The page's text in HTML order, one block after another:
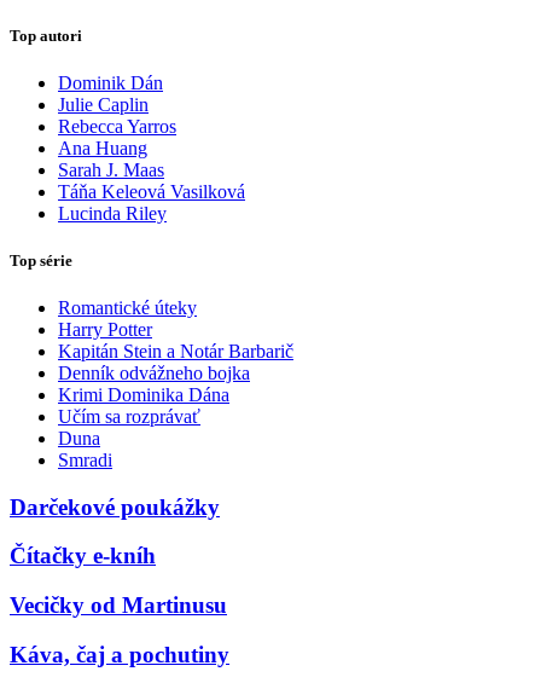
Top autori
Dominik Dán
Julie Caplin
Rebecca Yarros
Ana Huang
Sarah J. Maas
Táňa Keleová Vasilková
Lucinda Riley
Top série
Romantické úteky
Harry Potter
Kapitán Stein a Notár Barbarič
Denník odvážneho bojka
Krimi Dominika Dána
Učím sa rozprávať
Duna
Smradi
Darčekové poukážky
Čítačky e-kníh
Vecičky od Martinusu
Káva, čaj a pochutiny